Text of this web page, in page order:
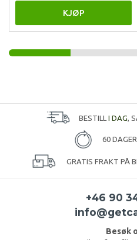
KJØP
BESTILL I DAG,
60
GRATIS FRAKT PÅ
+46 90
Besøk